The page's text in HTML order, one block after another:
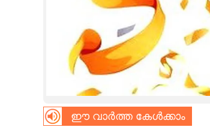
CARTOONS ഈ വാർത്ത കേൾക്കാം